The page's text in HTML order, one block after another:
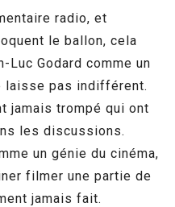
radio, et
le ballon, cela
Godard comme un
laisse pas indifférent.
jamais trompé qui ont
les discussions.
un génie du cinéma,
filmer une partie de
jamais fait.